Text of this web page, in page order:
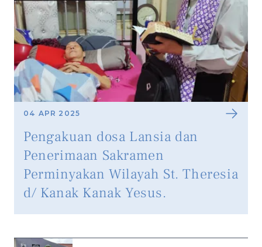
04 APR 2025
Pengakuan dosa Lansia dan
Penerimaan Sakramen
Perminyakan Wilayah St. Theresia
d/ Kanak Kanak Yesus.